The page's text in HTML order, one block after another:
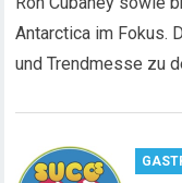
Antarctica im Fokus.
und Trendmesse zu